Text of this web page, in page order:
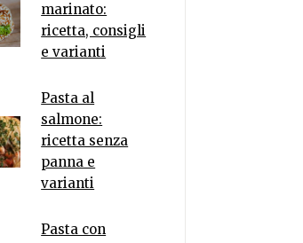
marinato:
ricetta, consigli
e varianti
Pasta al
salmone:
ricetta senza
panna e
varianti
Pasta con